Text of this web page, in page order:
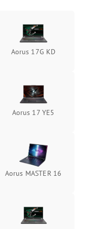
Подробнее →
Aorus 17G KD
Aorus 17 YE5
Aorus MASTER 16